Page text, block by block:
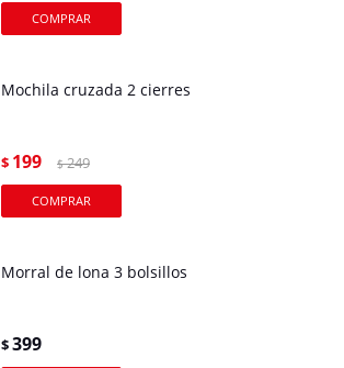
Mochila cruzada 2 cierres
$ 199 $ 249
Morral de lona 3 bolsillos
$399